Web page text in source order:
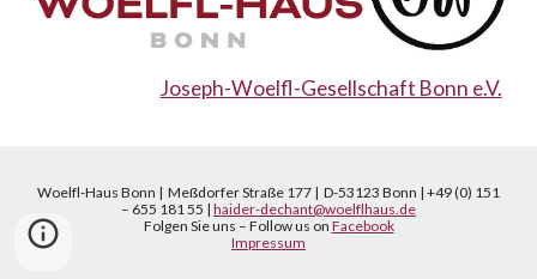
Joseph-Woelfl-Gesellschaft Bonn e.V.
Woelfl-Haus Bonn | Meßdorfer Straße 177 | D-53123 Bonn | +49 (0) 151
– 655 181 55 | haider-dechant@woelflhaus.de
Folgen Sie uns – Follow us on Facebook
Impressum